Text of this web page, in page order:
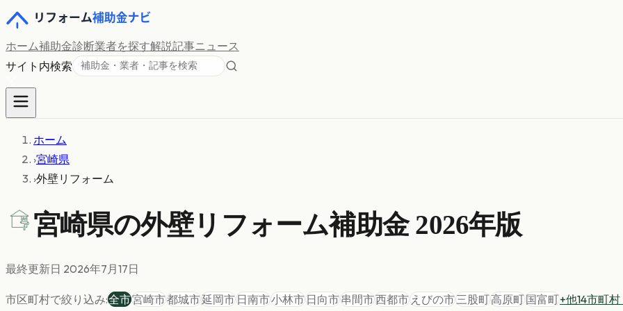
ホーム補助金診断業者を探す解説記事ニュース
サイト内検索
ホーム
›宮崎県
›外壁リフォーム
宮崎県の外壁リフォーム補助金 2026年版
最終更新日 2026年7月17日
市区町村で絞り込み:全市宮崎市都城市延岡市日南市小林市日向市串間市西都市えびの市三股町高原町国富町+他14市町